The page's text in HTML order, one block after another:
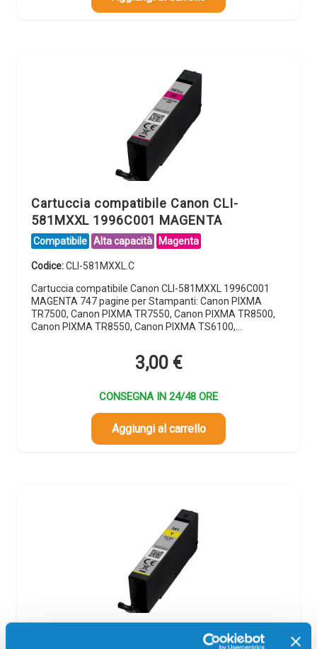
Cartuccia compatibile Canon CLI-
581MXXL 1996C001 MAGENTA
Compatibile Alta capacità Magenta
Codice:CLI-581MXXL.C
Cartuccia compatibile Canon CLI-581MXXL 1996C001
MAGENTA 747 pagine per Stampanti: Canon PIXMA
TR7500, Canon PIXMA TR7550, Canon PIXMA TR8500,
Canon PIXMA TR8550, Canon PIXMA TS6100,…
3,00 €
CONSEGNA IN 24/48 ORE
Aggiungi al carrello
Cartuccia compatibile Canon CLI-